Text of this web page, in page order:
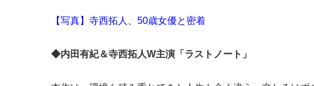
【写真】寺西拓人、50歳女優と密着
◆内田有紀＆寺西拓人W主演「ラストノート」